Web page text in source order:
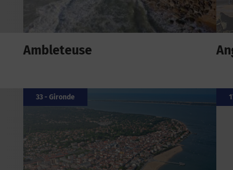
Ambleteuse
33 - Gironde